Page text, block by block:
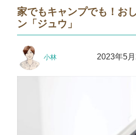
家でもキャンプでも！お
ン「ジュウ」
稿
小林稿
2023年5月